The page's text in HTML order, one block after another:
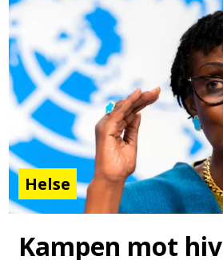
Helse
Kampen mot